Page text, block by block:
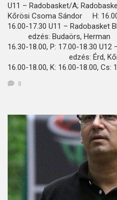
U11 – Radobasket/A;
Kőrösi Csoma Sándor H:
16.00-17.30 U11 – Radobasket
edzés: Budaörs,
16.30-18.00, P: 17.00-18.30
edzés: Érd, Kőrösi
16.00-18.00, K: 16.00-18.00, Cs:
0